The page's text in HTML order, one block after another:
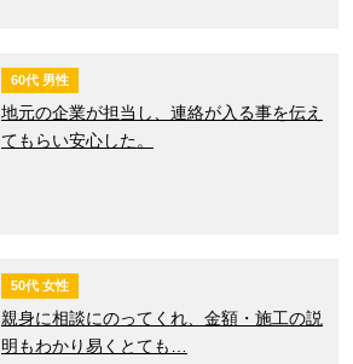
60代 男性
地元の企業が担当し、連絡が入る事を伝え
てもらい安心した。
50代 女性
親身に相談にのってくれ、金額・施工の説
明もわかり易くとても…